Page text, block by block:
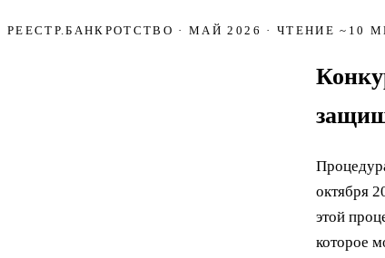
РЕЕСТР.БАНКРОТСТВО · МАЙ 2026 · ЧТЕНИЕ ~10
октября
этой
которое